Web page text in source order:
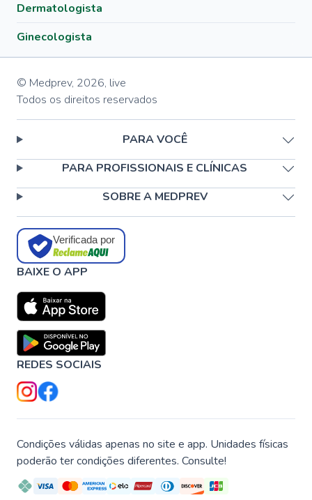
Dermatologista
Ginecologista
© Medprev, 2026, live
Todos os direitos reservados
PARA VOCÊ
PARA PROFISSIONAIS E CLÍNICAS
SOBRE A MEDPREV
Verificada por
BAIXE O APP
REDES SOCIAIS
Condições válidas apenas no site e app. Unidades físicas
poderão ter condições diferentes. Consulte!